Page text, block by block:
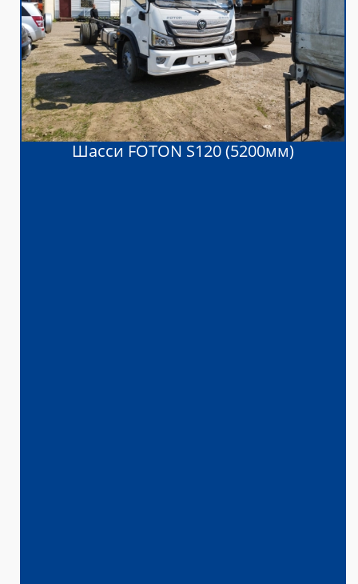
Шасси FOTON S120 (5200мм)